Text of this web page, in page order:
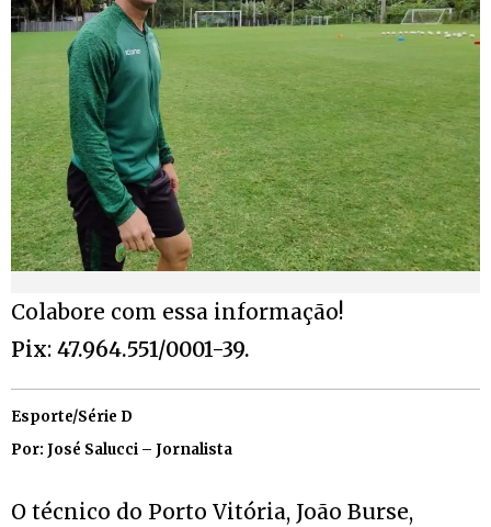
Colabore com essa informação!
Pix: 47.964.551/0001-39.
Esporte/Série D
Por: José Salucci – Jornalista
O técnico do Porto Vitória, João Burse,